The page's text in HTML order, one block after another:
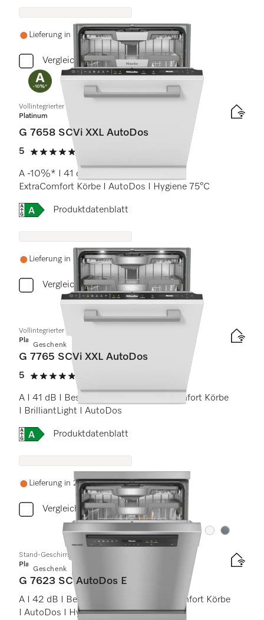
Lieferung in 2-3 Wochen
Vergleichen
Vollintegrierter Geschirrspüler XXL
Platinum
G 7658 SCVi XXL AutoDos
5
5 von 5 Sternen
A -10%* I 41 dB I Besteckschublade I
ExtraComfort Körbe I AutoDos I Hygiene 75°C
Onlinelabel Image, Energielabel
Produktdatenblatt
Lieferung in 2-3 Wochen
Vergleichen
Geschenk
Vollintegrierter Geschirrspüler XXL
Platinum
G 7765 SCVi XXL AutoDos
5
5 von 5 Sternen
A I 41 dB I Besteckschublade I MaxiComfort Körbe
I BrilliantLight I AutoDos
Onlinelabel Image, Energielabel
Produktdatenblatt
Lieferung in 2-3 Wochen
Vergleichen
Geschenk
Farbe:Farbe:
Stand-Geschirrspüler
Platinum
G 7623 SC AutoDos E
A I 42 dB I Besteckschublade I MaxiComfort Körbe
I AutoDos I Hygiene 75°C